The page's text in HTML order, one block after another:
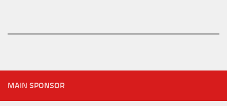
MAIN SPONSOR